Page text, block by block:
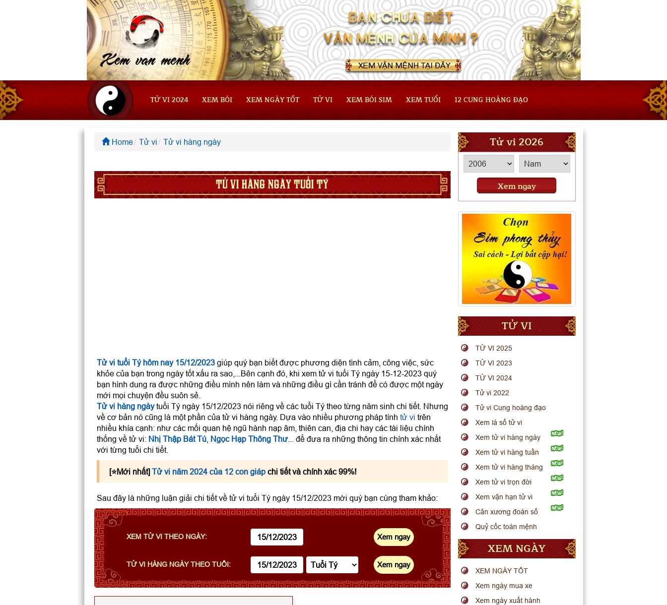
TỬ VI 2024 XEM BÓI XEM NGÀY TỐT TỬ VI XEM BÓI SIM XEM TUỔI 12 CUNG HOÀNG ĐẠO
Home Tử vi Tử vi hàng ngày
TỬ VI HÀNG NGÀY TUỔI TÝ
Tử vi tuổi Tý hôm nay 15/12/2023giúp quý bạn biết được phương diện tình cảm, công việc, sức
khỏe của bạn trong ngày tốt xấu ra sao,...Bên cạnh đó, khi xem tử vi tuổi Tý ngày 15-12-2023 quý
bạn hình dung ra được những điều mình nên làm và những điều gì cần tránh để có được một ngày
mới mọi chuyện đều suôn sẻ.
Tử vi hàng ngàytuổi Tý ngày 15/12/2023 nói riêng về các tuổi Tý theo từng năm sinh chi tiết. Nhưng
về cơ bản nó cũng là một phần của tử vi hàng ngày. Dựa vào nhiều phương pháp tính tử vi trên
nhiều khía cạnh: như các mối quan hệ ngũ hành nạp âm, thiên can, địa chi hay các tài liệu chính
thống về tử vi: Nhị Thập Bát Tú, Ngọc Hạp Thông Thư... để đưa ra những thông tin chính xác nhất
với từng tuổi chi tiết.
[⭐️Mới nhất] Tử vi năm 2024 của 12 con giápchi tiết và chính xác 99%!
Sau đây là những luận giải chi tiết về tử vi tuổi Tý ngày 15/12/2023 mời quý bạn cùng tham khảo:
XEM TỬ VI THEO NGÀY:
TỬ VI HÀNG NGÀY THEO TUỔI:
Tử vi 2026
Xem ngay
TỬ VI
TỬ VI 2025
TỬ VI 2023
TỬ VI 2024
Tử vi 2022
Tử vi Cung hoàng đạo
Xem lá số tử vi
Xem tử vi hàng ngày
Xem tử vi hàng tuần
Xem tử vi hàng tháng
Xem tử vi trọn đời
Xem vận hạn tử vi
Cân xương đoán số
Quỷ cốc toán mệnh
XEM NGÀY
XEM NGÀY TỐT
Xem ngày mua xe
Xem ngày xuất hành